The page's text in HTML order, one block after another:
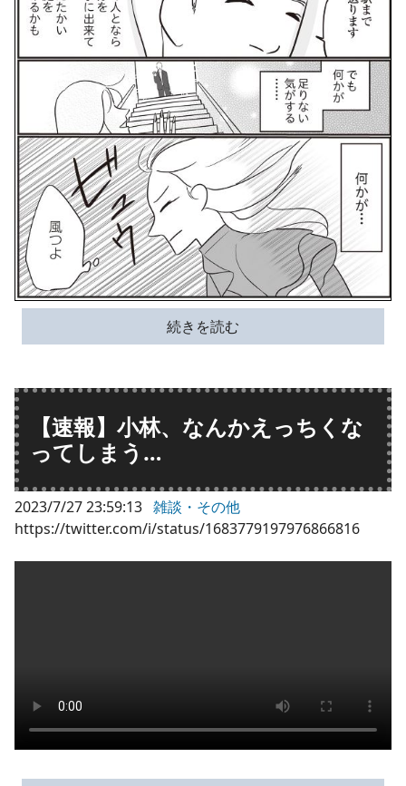
続きを読む
【速報】小林、なんかえっちくな
ってしまう…
2023/7/27 23:59:13 雑談・その他
https://twitter.com/i/status/1683779197976866816